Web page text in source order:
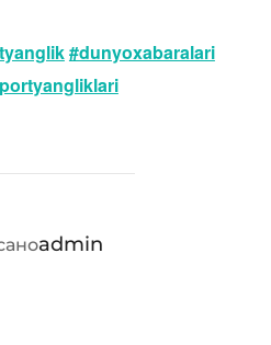
#dunyoxabaralari
ЗАПИСИ
admin